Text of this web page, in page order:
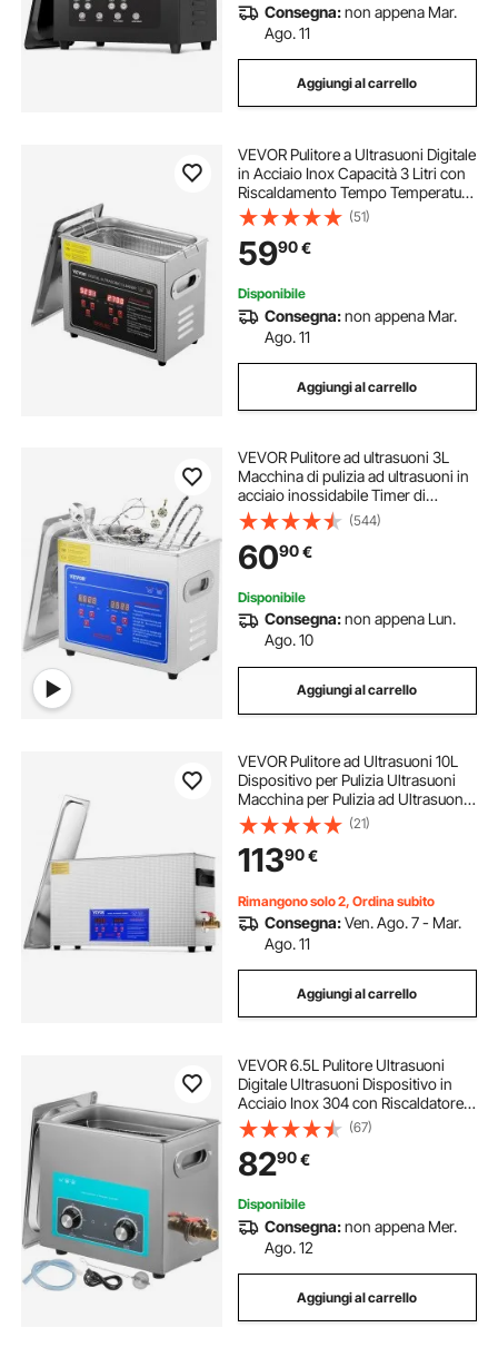
Consegna:non appena Mar.
Ago. 11
Aggiungi al carrello
VEVOR Pulitore a Ultrasuoni Digitale
in Acciaio Inox Capacità 3 Litri con
Riscaldamento Tempo Temperatura
Regolabile, Macchina Pulitrice a
Ultrasuoni da Gioielli Occhiali
Orologi Laboratorio Clinico
(51)
5990€
Disponibile
Consegna:non appena Mar.
Ago. 11
Aggiungi al carrello
VEVOR Pulitore ad ultrasuoni 3L
Macchina di pulizia ad ultrasuoni in
acciaio inossidabile Timer di
riscaldamento digitale Pulizia gioielli
per uso domestico personale
commerciale
(544)
6090€
Disponibile
Consegna:non appena Lun.
Ago. 10
Aggiungi al carrello
VEVOR Pulitore ad Ultrasuoni 10L
Dispositivo per Pulizia Ultrasuoni
Macchina per Pulizia ad Ultrasuoni
da 300W con Timer Riscaldatore,
Pulitore Digitale da 40 kHz con
Cestello per Parti Gioielli
(21)
11390€
Rimangono solo 2, Ordina subito
Consegna:Ven. Ago. 7 - Mar.
Ago. 11
Aggiungi al carrello
VEVOR 6.5L Pulitore Ultrasuoni
Digitale Ultrasuoni Dispositivo in
Acciaio Inox 304 con Riscaldatore
Timer Macchina di Pulizia Uso
Commerciale Domestico Personale
(67)
8290€
Disponibile
Consegna:non appena Mer.
Ago. 12
Aggiungi al carrello